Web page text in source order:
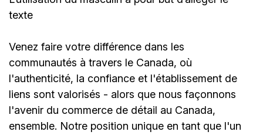
texte
Venez faire votre différence dans les
communautés à travers le Canada, où
l'authenticité, la confiance et l'établissement de
liens sont valorisés - alors que nous façonnons
l'avenir du commerce de détail au Canada,
ensemble. Notre position unique en tant que l'un